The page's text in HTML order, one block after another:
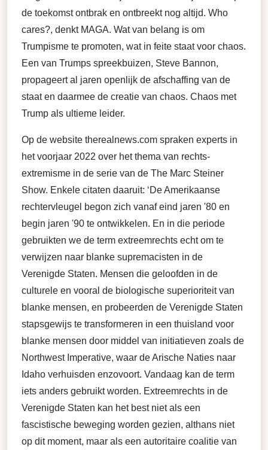
de toekomst ontbrak en ontbreekt nog altijd. Who
cares?, denkt MAGA. Wat van belang is om
Trumpisme te promoten, wat in feite staat voor chaos.
Een van Trumps spreekbuizen, Steve Bannon,
propageert al jaren openlijk de afschaffing van de
staat en daarmee de creatie van chaos. Chaos met
Trump als ultieme leider.
Op de website therealnews.com spraken experts in
het voorjaar 2022 over het thema van rechts-
extremisme in de serie van de The Marc Steiner
Show. Enkele citaten daaruit: ‘De Amerikaanse
rechtervleugel begon zich vanaf eind jaren '80 en
begin jaren '90 te ontwikkelen. En in die periode
gebruikten we de term extreemrechts echt om te
verwijzen naar blanke supremacisten in de
Verenigde Staten. Mensen die geloofden in de
culturele en vooral de biologische superioriteit van
blanke mensen, en probeerden de Verenigde Staten
stapsgewijs te transformeren in een thuisland voor
blanke mensen door middel van initiatieven zoals de
Northwest Imperative, waar de Arische Naties naar
Idaho verhuisden enzovoort. Vandaag kan de term
iets anders gebruikt worden. Extreemrechts in de
Verenigde Staten kan het best niet als een
fascistische beweging worden gezien, althans niet
op dit moment, maar als een autoritaire coalitie van